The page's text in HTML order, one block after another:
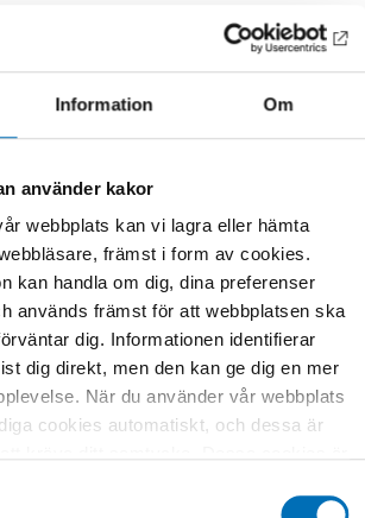
Information Om
använder kakor
webbplats kan vi lagra eller hämta
främst i form av cookies.
kan handla om dig, dina preferenser
används främst för att webbplatsen ska
dig. Informationen identifierar
dig direkt, men den kan ge dig en mer
När du använder vår webbplats
cookies automatiskt, och dessa är
respekterar din integritet, och du kan
nyheter